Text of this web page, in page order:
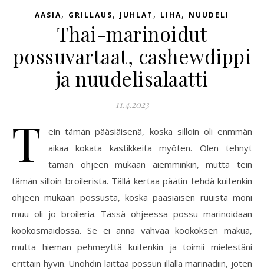
AASIA, GRILLAUS, JUHLAT , LIHA, NUUDELI
Thai-marinoidut
possuvartaat, cashewdippi
ja nuudelisalaatti
11.4.2023
T
ein tämän pääsiäisenä, koska silloin oli enmmän
aikaa kokata kastikkeita myöten. Olen tehnyt
tämän ohjeen mukaan aiemminkin, mutta tein
tämän silloin broilerista. Tällä kertaa päätin tehdä kuitenkin
ohjeen mukaan possusta, koska pääsiäisen ruuista moni
muu oli jo broileria. Tässä ohjeessa possu marinoidaan
kookosmaidossa. Se ei anna vahvaa kookoksen makua,
mutta hieman pehmeyttä kuitenkin ja toimii mielestäni
erittäin hyvin. Unohdin laittaa possun illalla marinadiin, joten